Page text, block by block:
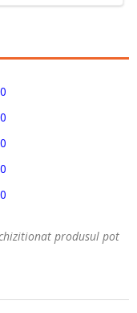
0
0
0
0
0
produsul pot